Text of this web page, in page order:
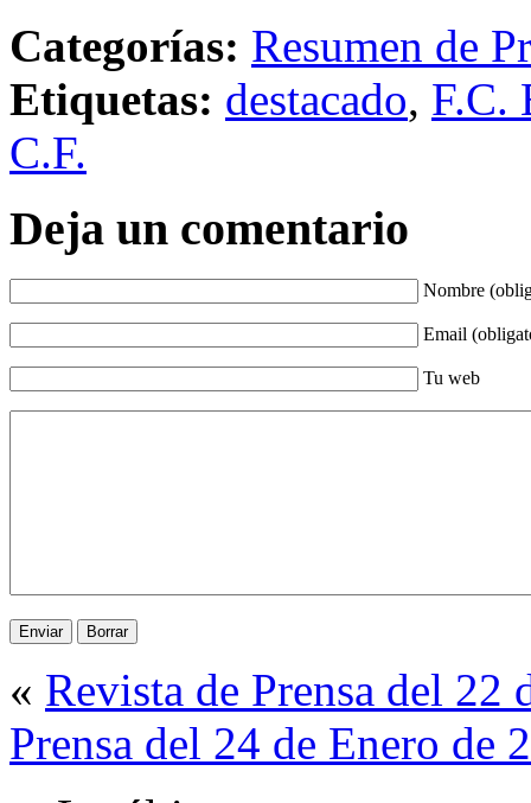
Categorías: Resumen de
Etiquetas: destacado, F.C.
C.F.
Deja un comentario
Nombre
Email
Tu web
« Revista de Prensa del 22
Prensa del 24 de Enero de